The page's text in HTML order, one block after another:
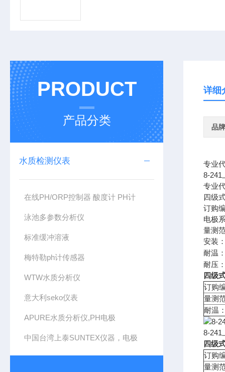
PRODUCT
产品分类
水质检测仪表
在线PH/ORP控制器 酸度计 PH计
泳池多参数分析仪
标准缓冲溶液
梅特勒ph计传感器
WTW水质分析仪
意大利seko仪表
APURE水质分析仪,PH电极
中国台湾上泰SUNTEX仪器，电极
详细
品牌
专业
8-241
专业
四级
订购
电极
量测
安装
耐温
耐压
四级
订购
量测
耐温
8-241
四级
订购
量测